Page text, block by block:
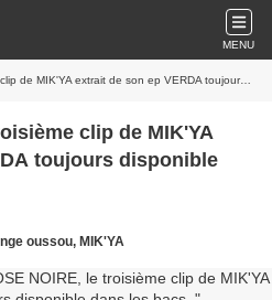
MENU
extrait de son ep VERDA toujours disponible dans les bacs .
clip de MIK'YA
toujours disponible
oussou, MIK'YA